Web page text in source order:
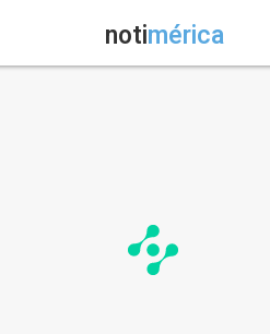
notimérica